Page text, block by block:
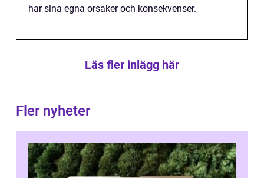
har sina egna orsaker och konsekvenser.
Läs fler inlägg här
Fler nyheter